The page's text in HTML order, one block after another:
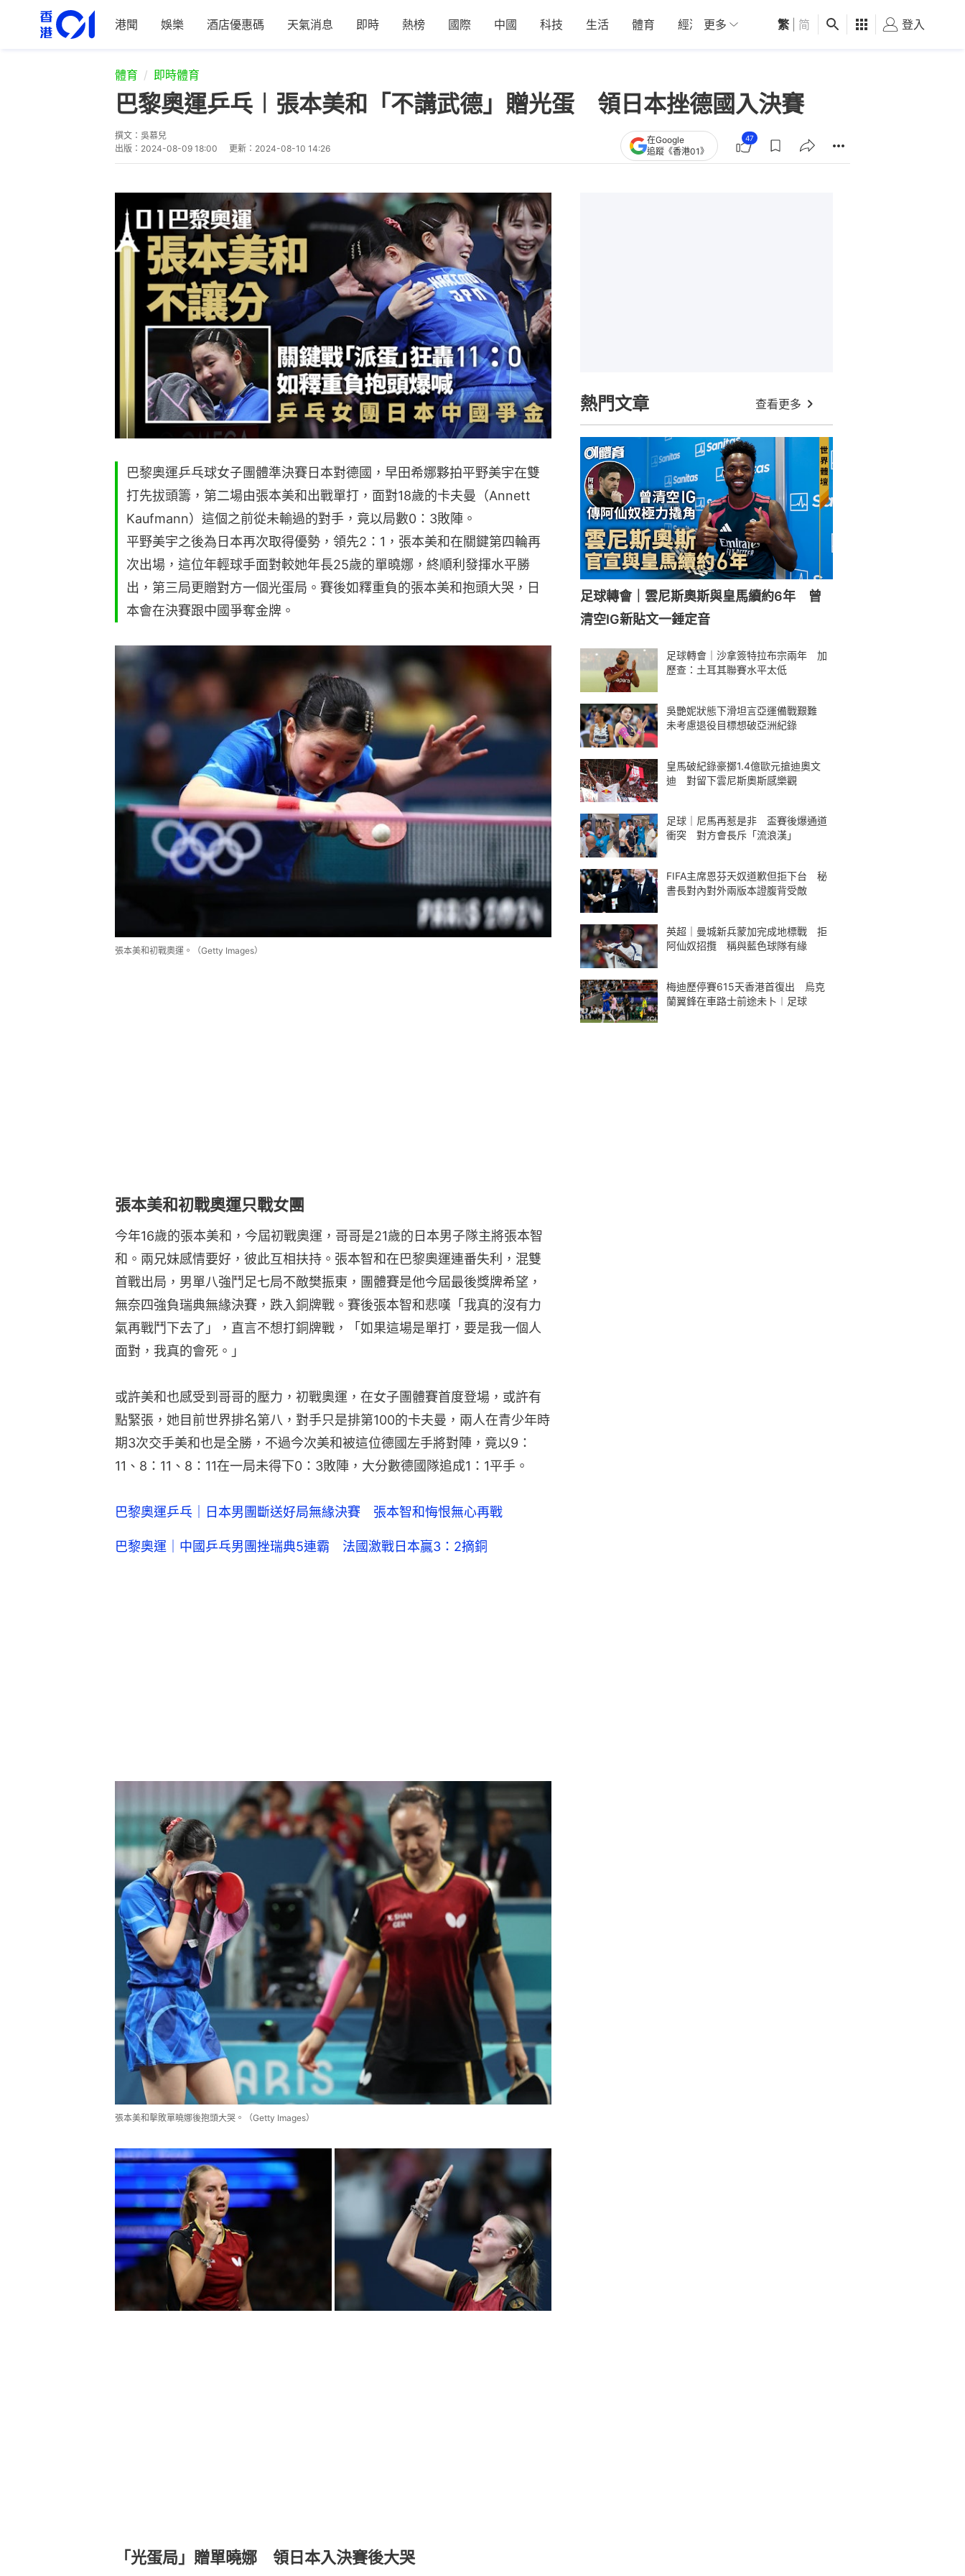
港聞 娛樂 酒店優惠碼 天氣消息 即時 熱榜 國際 中國 科技 生活 體育 經濟 01深圳 觀點 健康 好食玩飛
更多 繁 简 登入
體育 即時體育
巴黎奧運乒乓︱張本美和「不講武德」贈光蛋 領日本挫德國入決賽
撰文： 吳慕兒
出版： 2024-08-09 18:00 更新： 2024-08-10 14:26
在Google
追蹤《香港01》
47
巴黎奧運乒乓球女子團體準決賽日本對德國，早田希娜夥拍平野美宇在雙
打先拔頭籌，第二場由張本美和出戰單打，面對18歲的卡夫曼（Annett
Kaufmann）這個之前從未輸過的對手，竟以局數0：3敗陣。
平野美宇之後為日本再次取得優勢，領先2：1，張本美和在關鍵第四輪再
次出場，這位年輕球手面對較她年長25歲的單曉娜，終順利發揮水平勝
出，第三局更贈對方一個光蛋局。賽後如釋重負的張本美和抱頭大哭，日
本會在決賽跟中國爭奪金牌。
張本美和初戰奧運。（Getty Images）
張本美和初戰奧運只戰女團
今年16歲的張本美和，今屆初戰奧運，哥哥是21歲的日本男子隊主將張本智
和。兩兄妹感情要好，彼此互相扶持。張本智和在巴黎奧運連番失利，混雙
首戰出局，男單八強鬥足七局不敵樊振東，團體賽是他今屆最後獎牌希望，
無奈四強負瑞典無緣決賽，跌入銅牌戰。賽後張本智和悲嘆「我真的沒有力
氣再戰鬥下去了」，直言不想打銅牌戰，「如果這場是單打，要是我一個人
面對，我真的會死。」
或許美和也感受到哥哥的壓力，初戰奧運，在女子團體賽首度登場，或許有
點緊張，她目前世界排名第八，對手只是排第100的卡夫曼，兩人在青少年時
期3次交手美和也是全勝，不過今次美和被這位德國左手將對陣，竟以9：
11、8：11、8：11在一局未得下0：3敗陣，大分數德國隊追成1：1平手。
巴黎奧運乒乓｜日本男團斷送好局無緣決賽 張本智和悔恨無心再戰
巴黎奧運｜中國乒乓男團挫瑞典5連霸 法國激戰日本贏3：2摘銅
張本美和擊敗單曉娜後抱頭大哭。（Getty Images）
「光蛋局」贈單曉娜 領日本入決賽後大哭
熱門文章 查看更多
足球轉會｜雲尼斯奧斯與皇馬續約6年 曾
清空IG新貼文一錘定音
足球轉會｜沙拿簽特拉布宗兩年 加
歷查：土耳其聯賽水平太低
吳艷妮狀態下滑坦言亞運備戰艱難
未考慮退役目標想破亞洲紀錄
皇馬破紀錄豪擲1.4億歐元搶迪奧文
迪 對留下雲尼斯奧斯感樂觀
足球｜尼馬再惹是非 盃賽後爆通道
衝突 對方會長斥「流浪漢」
FIFA主席恩芬天奴道歉但拒下台 秘
書長對內對外兩版本證腹背受敵
英超｜曼城新兵蒙加完成地標戰 拒
阿仙奴招攬 稱與藍色球隊有緣
梅迪歷停賽615天香港首復出 烏克
蘭翼鋒在車路士前途未卜︱足球